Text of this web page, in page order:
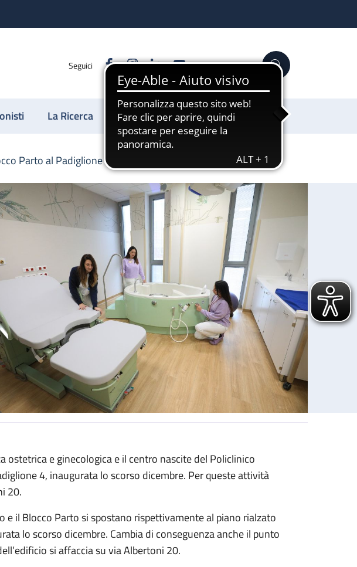
Seguici FacebookInstagram
LinkedinYouTube Cerca
La Ricerca Sostienici
Parto al Padiglione 4N
4N
ostetrica e ginecologica e il centro nascite del Policlinico
4, inaugurata lo scorso dicembre. Per queste attività
20.
e il Blocco Parto si spostano rispettivamente al piano rialzato
lo scorso dicembre. Cambia di conseguenza anche il punto
si affaccia su via Albertoni 20.